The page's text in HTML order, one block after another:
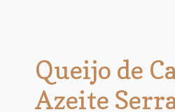
Queijo de
Azeite